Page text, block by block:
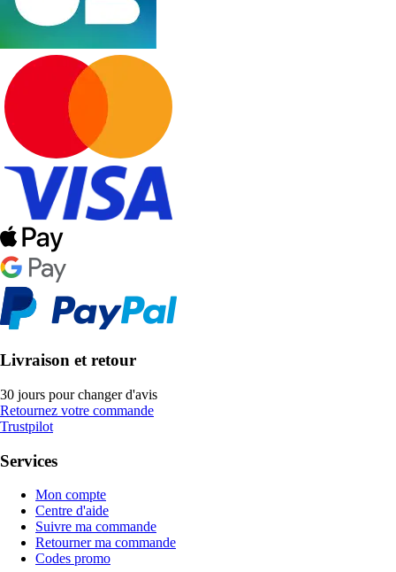
Livraison et retour
30 jours pour changer d'avis
Retournez votre commande
Trustpilot
Services
Mon compte
Centre d'aide
Suivre ma commande
Retourner ma commande
Codes promo